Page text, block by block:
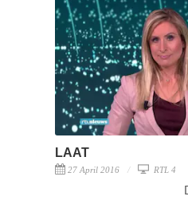
LAAT
27 April 2016 RTL 4